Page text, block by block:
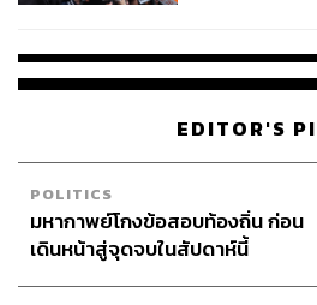
EDITOR'S
POLITICS
มหากาพย์โกงข้อสอบท้องถิ่น ก่อน
เดินหน้าสู่จุดจบในสัปดาห์นี้